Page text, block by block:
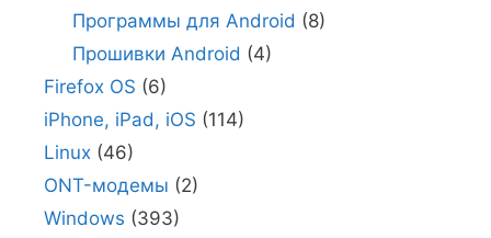
Программы для Android (8)
Прошивки Android (4)
Firefox OS (6)
iPhone, iPad, iOS (114)
Linux (46)
ONT-модемы (2)
Windows (393)